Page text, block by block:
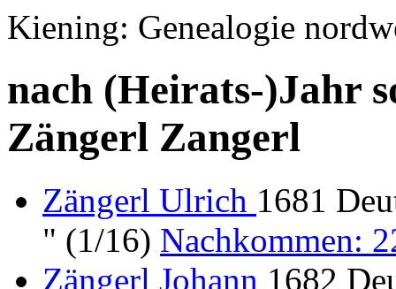
Kiening: Genealogie
nach (Heirats-)Jahr
Zängerl Zangerl
Zängerl Ulrich 1681
" (1/16) Nachkommen:
Zängerl Johann 1682